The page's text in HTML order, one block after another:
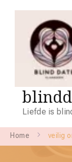
Liefde is
Home veilig